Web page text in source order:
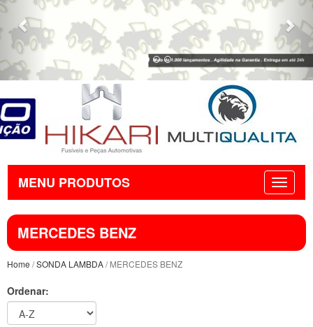
MENU PRODUTOS
MERCEDES BENZ
Home /SONDA LAMBDA/ MERCEDES BENZ
Ordenar: